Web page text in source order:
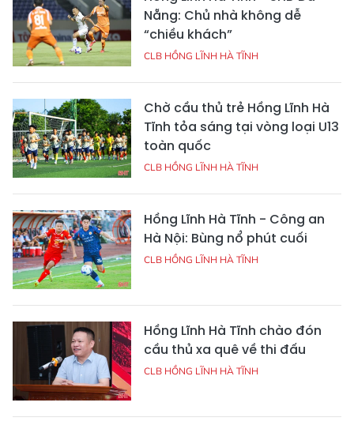
Nẵng: Chủ nhà không dễ
“chiều khách”
CLB HỒNG LĨNH HÀ TĨNH
Chờ cầu thủ trẻ Hồng Lĩnh Hà
Tĩnh tỏa sáng tại vòng loại U13
toàn quốc
CLB HỒNG LĨNH HÀ TĨNH
Hồng Lĩnh Hà Tĩnh - Công an
Hà Nội: Bùng nổ phút cuối
CLB HỒNG LĨNH HÀ TĨNH
Hồng Lĩnh Hà Tĩnh chào đón
cầu thủ xa quê về thi đấu
CLB HỒNG LĨNH HÀ TĨNH